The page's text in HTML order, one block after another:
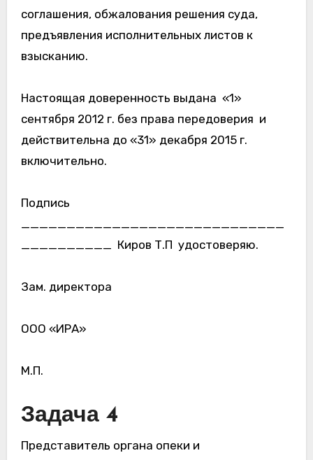
соглашения, обжалования решения суда,
предъявления исполнительных листов к
взысканию.
Настоящая доверенность выдана «1»
сентября 2012 г. без права передоверия и
действительна до «31» декабря 2015 г.
включительно.
Подпись
__________ Киров Т.П удостоверяю.
Зам. директора
ООО «ИРА»
М.П.
Задача 4
Представитель органа опеки и